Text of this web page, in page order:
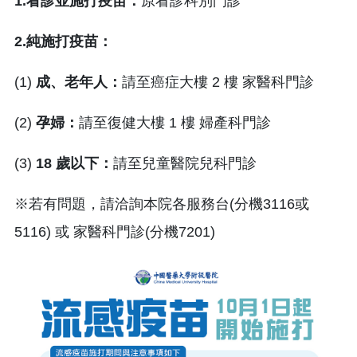
2.純施打疫苗：
(1) 成、老年人： 請至癌症大樓 2 樓 家醫科門診
(2) 孕婦： 請至復健大樓 1 樓 婦產科門診
(3) 18 歲以下： 請至兒童醫院兒科門診
※若有問題，請洽詢本院各服務台(分機3116或
5116) 或 家醫科門診(分機7201)